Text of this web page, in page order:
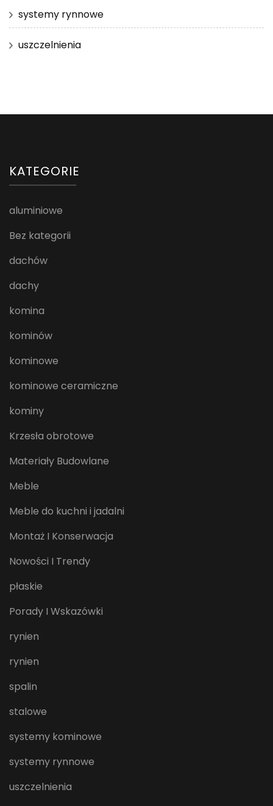
systemy rynnowe
uszczelnienia
KATEGORIE
aluminiowe
Bez kategorii
dachów
dachy
komina
kominów
kominowe
kominowe ceramiczne
kominy
Krzesła obrotowe
Materiały Budowlane
Meble
Meble do kuchni i jadalni
Montaż I Konserwacja
Nowości I Trendy
płaskie
Porady I Wskazówki
rynien
rynien
spalin
stalowe
systemy kominowe
systemy rynnowe
uszczelnienia